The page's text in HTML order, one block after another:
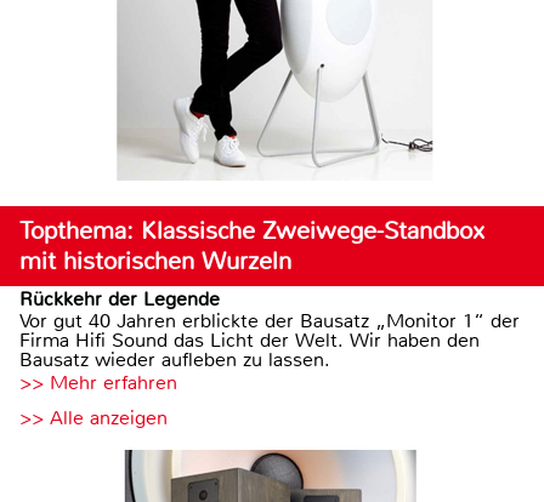
Topthema: Klassische Zweiwege-Standbox
mit historischen Wurzeln
Rückkehr der Legende
Vor gut 40 Jahren erblickte der Bausatz „Monitor 1“ der
Firma Hifi Sound das Licht der Welt. Wir haben den
Bausatz wieder aufleben zu lassen.
>> Mehr erfahren
>> Alle anzeigen